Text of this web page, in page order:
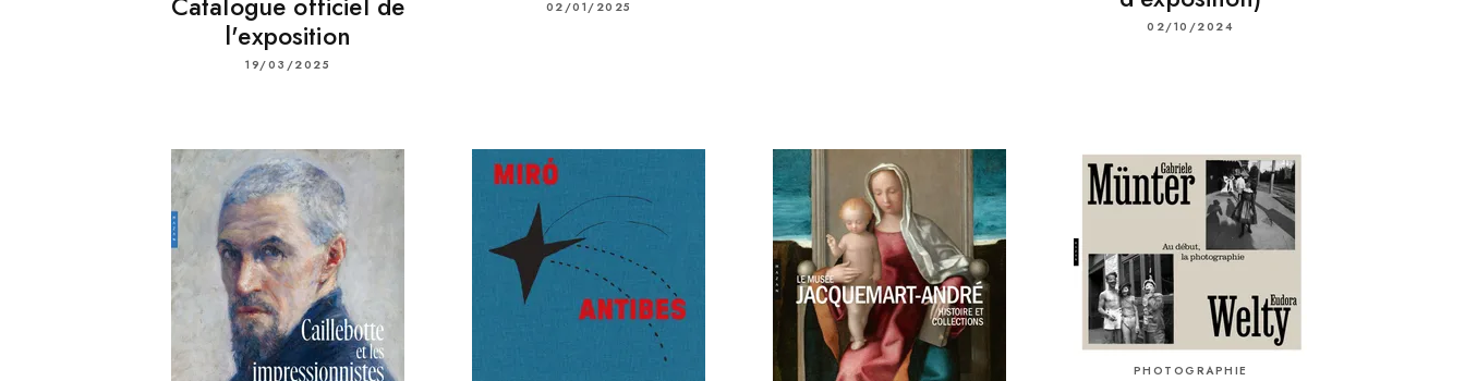
Catalogue officiel de
l'exposition
19/03/2025
02/01/2025
02/10/2024
PHOTOGRAPHIE